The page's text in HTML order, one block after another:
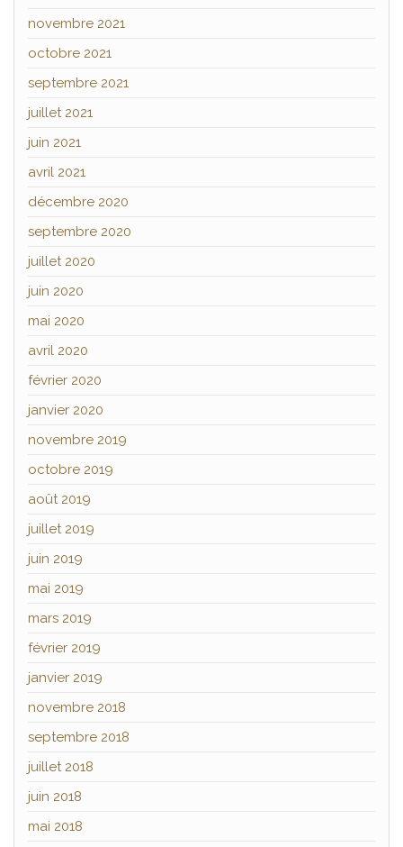
novembre 2021
octobre 2021
septembre 2021
juillet 2021
juin 2021
avril 2021
décembre 2020
septembre 2020
juillet 2020
juin 2020
mai 2020
avril 2020
février 2020
janvier 2020
novembre 2019
octobre 2019
août 2019
juillet 2019
juin 2019
mai 2019
mars 2019
février 2019
janvier 2019
novembre 2018
septembre 2018
juillet 2018
juin 2018
mai 2018